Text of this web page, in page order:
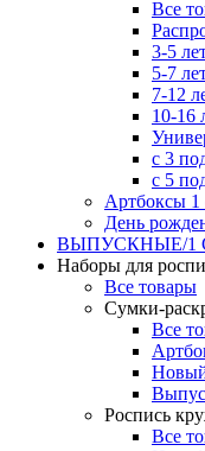
Все
3-5
5-7
7-12
10-16
с 3
с 5
Артбоксы 1
День
ВЫПУСКНЫЕ/1
Наборы для
Все товары
Сумки-
Все
Роспись
Все